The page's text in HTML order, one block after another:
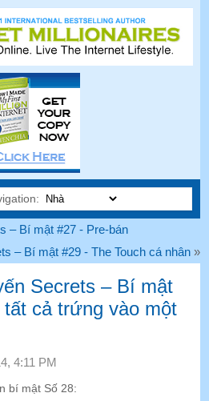
– Bí mật #27 - Pre-bán
– Bí mật #29 - The Touch cá nhân»
Secrets – Bí mật
cả trứng vào một
4:11 PM
bí mật Số 28: